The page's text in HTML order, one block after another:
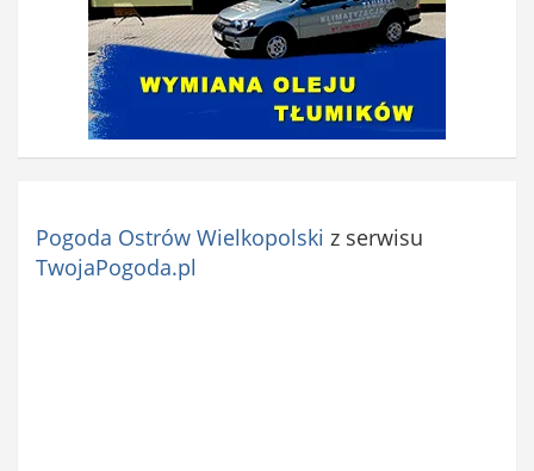
Pogoda Ostrów Wielkopolski z serwisu
TwojaPogoda.pl